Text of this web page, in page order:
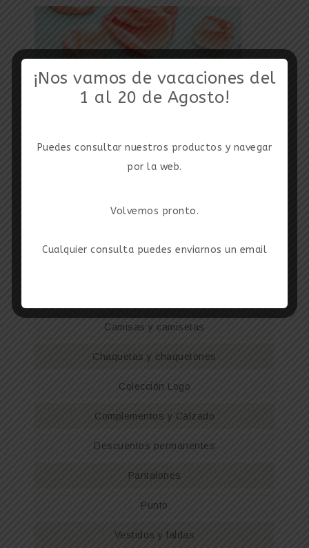
Camisas y camisetas
Chaquetas y chaquetones
Colección Logo
Complementos y Calzado
Descuentos permanentes
Pantalones
Punto
Vestidos y faldas
¡Nos vamos de vacaciones del
1 al 20 de Agosto!
Puedes consultar nuestros productos y navegar
por la web.
Volvemos pronto.
Cualquier consulta puedes enviarnos un email